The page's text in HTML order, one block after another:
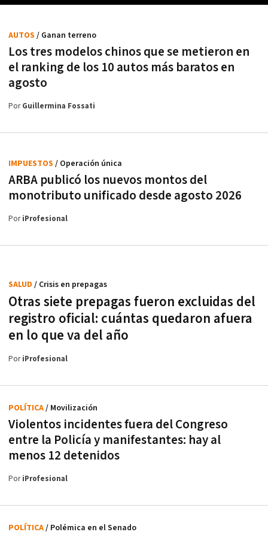
Los tres modelos chinos que se metieron en
el ranking de los 10 autos más baratos en
agosto
AUTOS / Ganan terreno
PorGuillermina Fossati
ARBA publicó los nuevos montos del
monotributo unificado desde agosto 2026
IMPUESTOS / Operación única
PoriProfesional
Otras siete prepagas fueron excluidas del
registro oficial: cuántas quedaron afuera
en lo que va del año
SALUD / Crisis en prepagas
PoriProfesional
Violentos incidentes fuera del Congreso
entre la Policía y manifestantes: hay al
menos 12 detenidos
POLÍTICA/ Movilización
PoriProfesional
POLÍTICA/ Polémica en el Senado